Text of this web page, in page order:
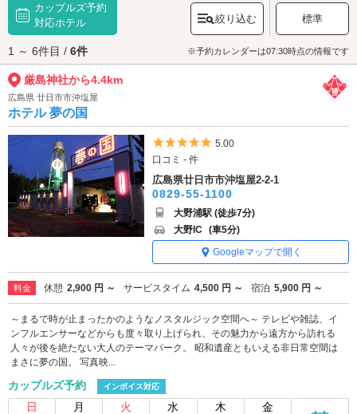
びえる高さ約16mの大鳥居が見事なパワースポット・厳島神社で、日本の
文化や歴史に触れましょう。
厳島神社へは、宮島・廿日市エリアのラブホテルからもアクセスが便利で
す。
カップルズ予約
対応ホテル
絞り込む 標準
1 ～ 6件目 / 6件 ※予約カレンダーは07:30時点の情報です
厳島神社から4.4km
広島県 廿日市市沖塩屋
ホテル 夢の国
5つ星のうち5
5.00
口コミ - 件
広島県廿日市市沖塩屋2-2-1
0829-55-1100
大野浦駅 (徒歩7分)
大野IC (車5分)
Googleマップで開く
料金 休憩 2,900 円 ～ サービスタイム 4,500 円 ～ 宿泊 5,900 円 ～
～まるで時が止まったかのようなノスタルジック空間へ～ テレビや雑誌、イ
ンフルエンサーなどからも度々取り上げられ、その魅力から遠方から訪れる
人々が後を絶たない大人のテーマパーク。 昭和遺産ともいえる非日常空間は
まさに夢の国。 写真映...
カップルズ予約 インボイス対応
日 月 火 水 木 金